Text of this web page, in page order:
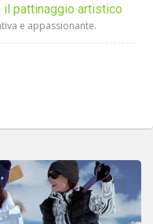
il pattinaggio artistico
e appassionante.